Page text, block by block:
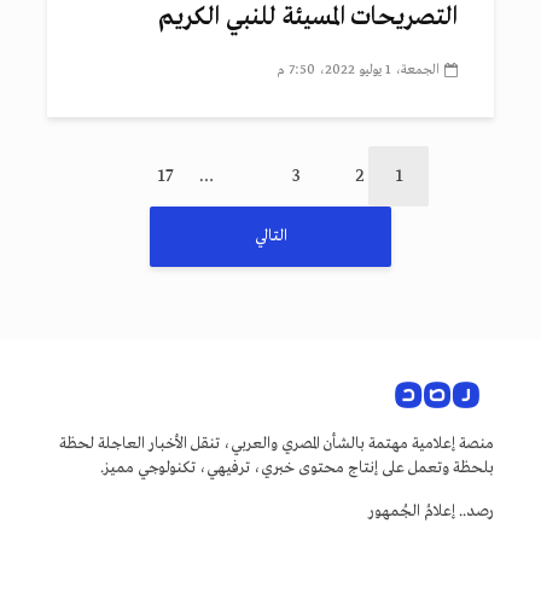
التصريحات المسيئة للنبي الكريم
الجمعة، 1 يوليو 2022، 7:50 م
1
2
3
…
17
التالي
منصة إعلامية مهتمة بالشأن المصري والعربي، تنقل الأخبار العاجلة لحظة
بلحظة وتعمل على إنتاج محتوى خبري، ترفيهي، تكنولوجي مميز.
رصد.. إعلامُ الجُمهور